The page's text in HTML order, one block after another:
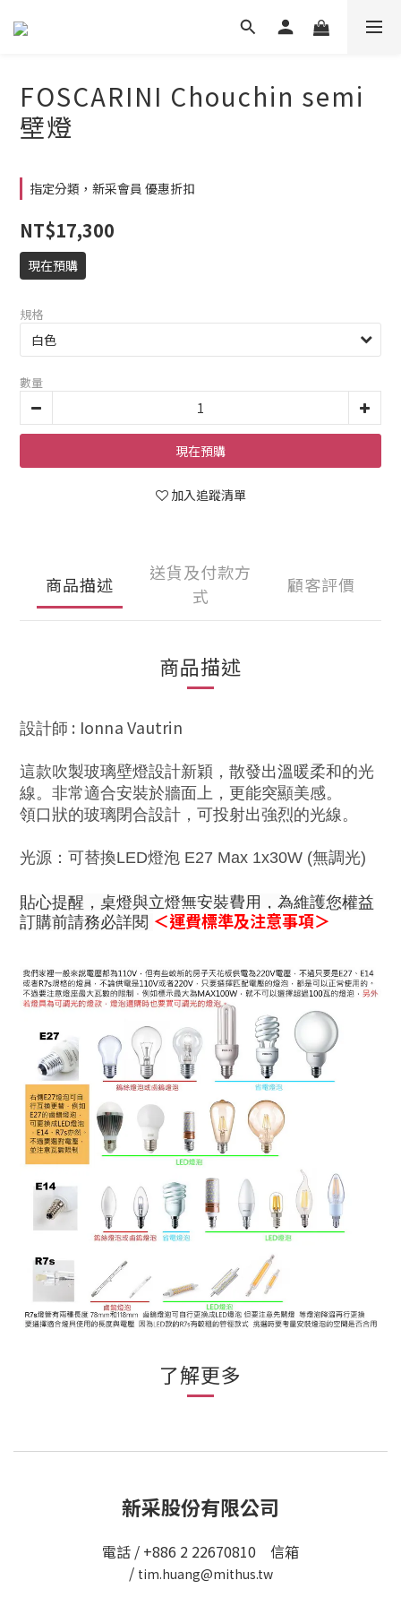
FOSCARINI Chouchin semi
壁燈
指定分類，新采會員 優惠折扣
NT$17,300
現在預購
規格
數量
現在預購
加入追蹤清單
商品描述
送貨及付款方
式
顧客評價
商品描述
設計師 : Ionna Vautrin
這款吹製玻璃壁燈設計新穎，散發出溫暖柔和的光
線。非常適合安裝於牆面上，更能突顯美感。
領口狀的玻璃閉合設計，可投射出強烈的光線。
光源： 可替換LED燈泡 E27 Max 1x30W (無調光)
貼心提醒，桌燈與立燈無安裝費用，為維護您權益
訂購前請務必詳閱 ＜運費標準及注意事項＞
了解更多
新采股份有限公司
電話 / +886 2 22670810 信箱
/ tim.huang@mithus.tw